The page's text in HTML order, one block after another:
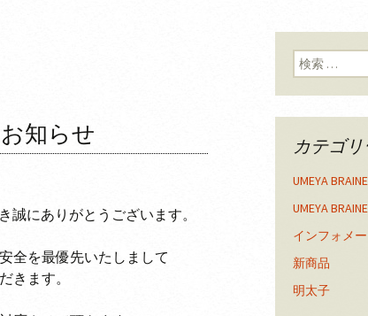
知らせ
誠にありがとうございます。
全を最優先いたしまして
きます。
検索:
カテゴ
UMEYA
UMEYA
インフォメ
新商品
明太子